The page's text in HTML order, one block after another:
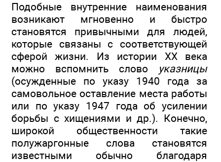
Подобные внутренние наименования
возникают мгновенно и быстро
становятся привычными для людей,
которые связаны с соответствующей
сферой жизни. Из истории XX века
можно вспомнить слово
указницы
(осужденные по указу 1940 года за
самовольное оставление места работы
или по указу 1947 года об усилении
борьбы с хищениями и др.). Конечно,
широкой общественности такие
полужаргонные слова становятся
известными обычно благодаря